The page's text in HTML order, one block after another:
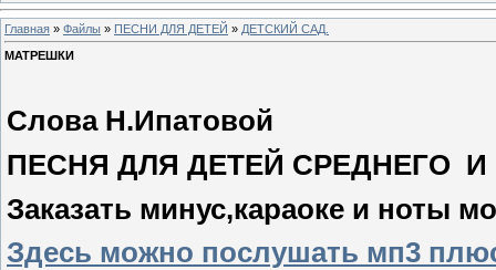
Главная » Файлы » ПЕСНИ ДЛЯ ДЕТЕЙ » ДЕТСКИЙ САД.
МАТРЕШКИ
Слова Н.Ипатовой
ПЕСНЯ ДЛЯ ДЕТЕЙ СРЕДНЕГО И
Заказать минус,караоке и ноты
Здесь можно послушать мп3